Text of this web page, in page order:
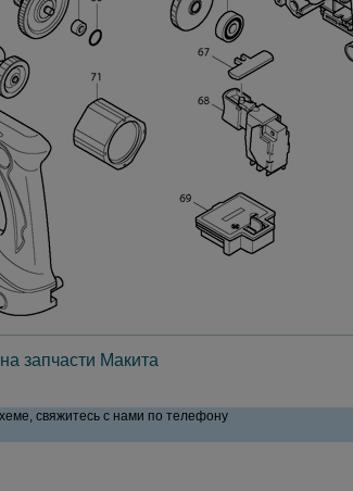
запчасти Макита
свяжитесь с нами по телефону